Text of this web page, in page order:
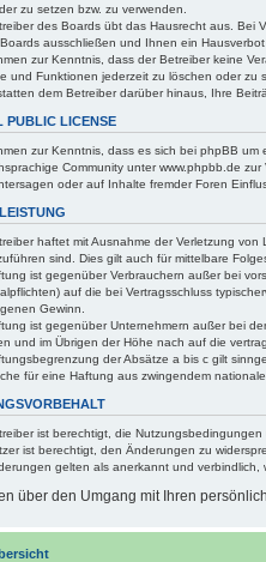
zu setzen bzw. zu verwenden.
des Boards übt das Hausrecht aus. Bei
ausschließen und Ihnen ein Hausverbot
zur Kenntnis, dass der Betreiber keine
und Funktionen jederzeit zu löschen oder zu
dem Betreiber darüber hinaus, Ihre
PUBLIC LICENSE
zur Kenntnis, dass es sich bei phpBB um
Community unter www.phpbb.de
oder auf Inhalte fremder Foren
haftet mit Ausnahme der Verletzung
sind. Dies gilt auch für mittelbare
ist gegenüber Verbrauchern außer bei
auf die bei Vertragsschluss
Gewinn.
ist gegenüber Unternehmern außer bei
und im Übrigen der Höhe nach auf die
der Absätze a bis c gilt
für eine Haftung aus zwingendem
ist berechtigt, die
ist berechtigt, den Änderungen zu
gelten als anerkannt und
über den Umgang mit Ihren